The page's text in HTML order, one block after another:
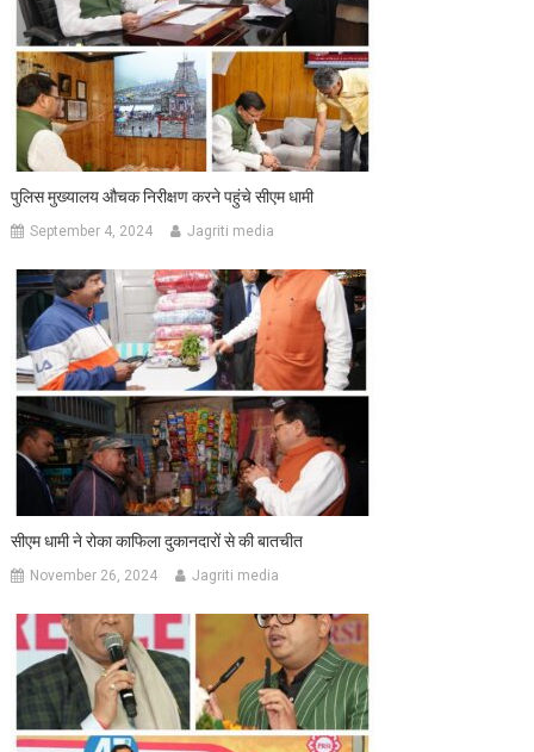
पुलिस मुख्यालय औचक निरीक्षण करने पहुंचे सीएम धामी
September 4, 2024 Jagriti media
सीएम धामी ने रोका काफिला दुकानदारों से की बातचीत
November 26, 2024 Jagriti media